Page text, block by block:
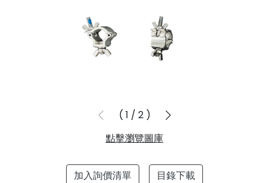
1 / 2
點擊瀏覽圖庫
加入詢價清單 目錄下載